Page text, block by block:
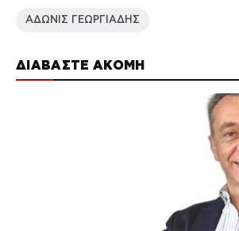
ΔΙΑΒΑΣΤΕ ΑΚΟΜΗ
ΑΔΩΝΙΣ ΓΕΩΡΓΙΑΔΗΣ